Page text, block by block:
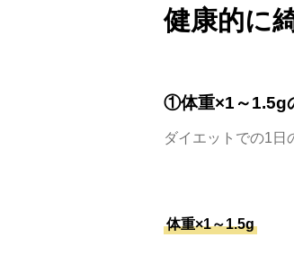
健康的に
①体重×1～1.5g
ダイエットでの1日
体重×1～1.5g